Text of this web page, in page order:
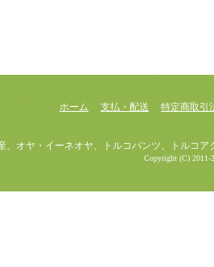
ホーム 支払・配送 特定商取引
・イーネオヤ、トルコパンツ、トルコアク
Copyright (C) 2011-